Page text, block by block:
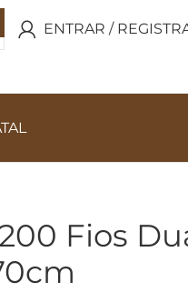
ENTRAR /
Fios